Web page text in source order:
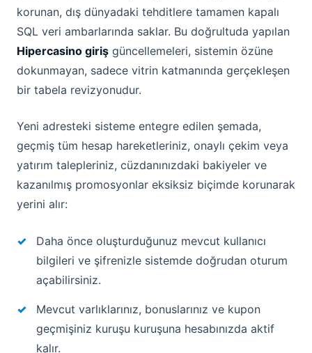
korunan, dış dünyadaki tehditlere tamamen kapalı
SQL veri ambarlarında saklar. Bu doğrultuda yapılan
Hipercasino giriş güncellemeleri, sistemin özüne
dokunmayan, sadece vitrin katmanında gerçekleşen
bir tabela revizyonudur.
Yeni adresteki sisteme entegre edilen şemada,
geçmiş tüm hesap hareketleriniz, onaylı çekim veya
yatırım talepleriniz, cüzdanınızdaki bakiyeler ve
kazanılmış promosyonlar eksiksiz biçimde korunarak
yerini alır:
Daha önce oluşturduğunuz mevcut kullanıcı
bilgileri ve şifrenizle sistemde doğrudan oturum
açabilirsiniz.
Mevcut varlıklarınız, bonuslarınız ve kupon
geçmişiniz kuruşu kuruşuna hesabınızda aktif
kalır.